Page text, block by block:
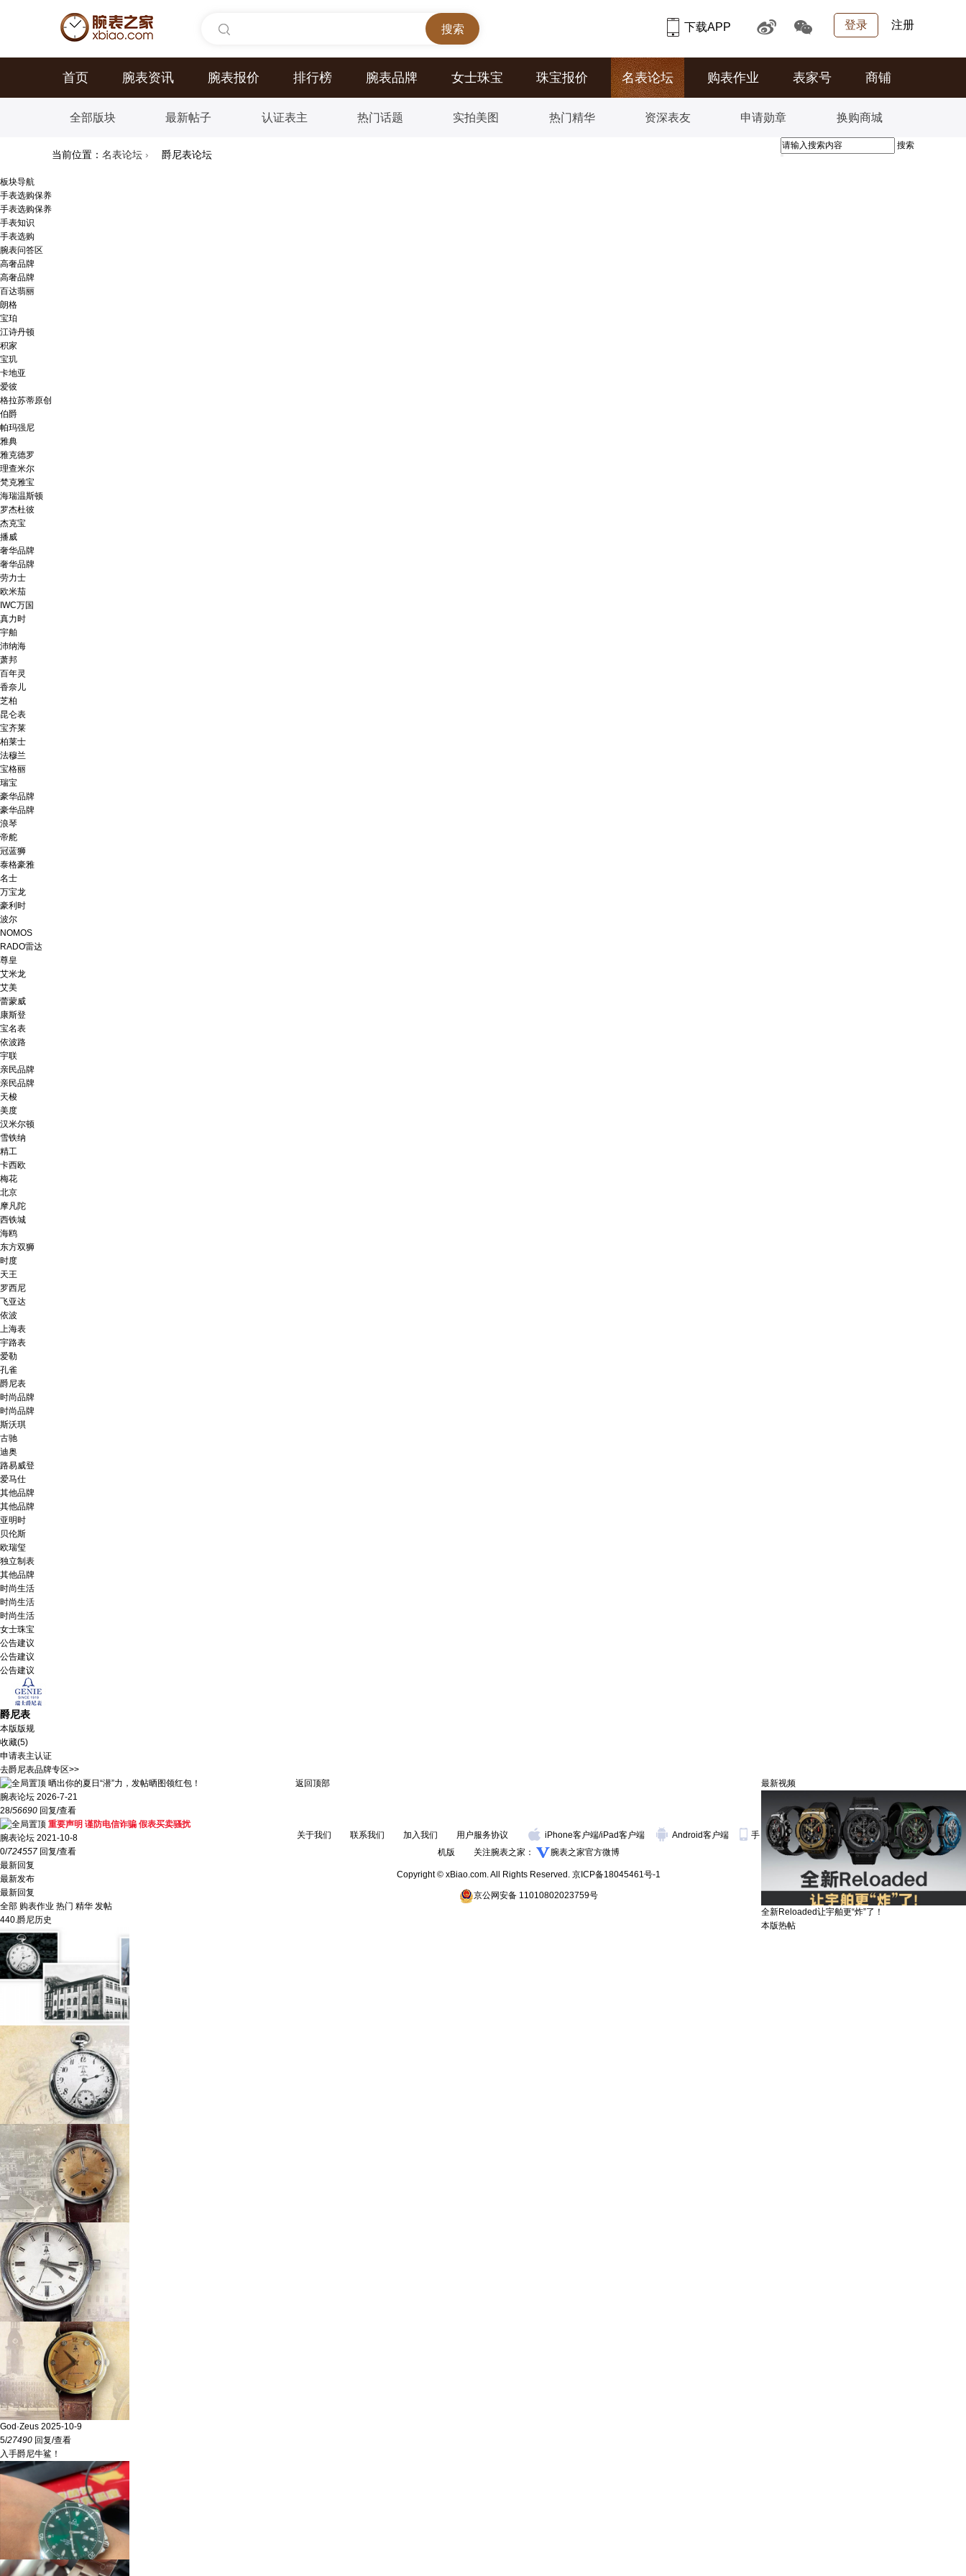
登录 注册
下载APP
首页 腕表资讯 腕表报价 排行榜 腕表品牌 女士珠宝 珠宝报价 名表论坛 购表作业 表家号 商铺
全部版块 最新帖子 认证表主 热门话题 实拍美图 热门精华 资深表友 申请勋章 换购商城
当前位置： 名表论坛 › 爵尼表论坛
搜索
板块导航
手表选购保养
手表选购保养
手表知识
手表选购
腕表问答区
高奢品牌
高奢品牌
百达翡丽
朗格
宝珀
江诗丹顿
积家
宝玑
卡地亚
爱彼
格拉苏蒂原创
伯爵
帕玛强尼
雅典
雅克德罗
理查米尔
梵克雅宝
海瑞温斯顿
罗杰杜彼
杰克宝
播威
奢华品牌
奢华品牌
劳力士
欧米茄
IWC万国
真力时
宇舶
沛纳海
萧邦
百年灵
香奈儿
芝柏
昆仑表
宝齐莱
柏莱士
法穆兰
宝格丽
瑞宝
豪华品牌
豪华品牌
浪琴
帝舵
冠蓝狮
泰格豪雅
名士
万宝龙
豪利时
波尔
NOMOS
RADO雷达
尊皇
艾米龙
艾美
蕾蒙威
康斯登
宝名表
依波路
宇联
亲民品牌
亲民品牌
天梭
美度
汉米尔顿
雪铁纳
精工
卡西欧
梅花
北京
摩凡陀
西铁城
海鸥
东方双狮
时度
天王
罗西尼
飞亚达
依波
上海表
宇路表
爱勒
孔雀
爵尼表
时尚品牌
时尚品牌
斯沃琪
古驰
迪奥
路易威登
爱马仕
其他品牌
其他品牌
亚明时
贝伦斯
欧瑞玺
独立制表
其他品牌
时尚生活
时尚生活
时尚生活
女士珠宝
公告建议
公告建议
公告建议
爵尼表
本版版规
收藏(5)
申请表主认证
去爵尼表品牌专区>>
晒出你的夏日“潜”力，发帖晒图领红包！
腕表论坛 2026-7-21
28/56690 回复/查看
重要声明 谨防电信诈骗 假表买卖骚扰
腕表论坛 2021-10-8
0/724557 回复/查看
最新回复
最新发布
最新回复
全部 购表作业 热门 精华 发帖
440.爵尼历史
God·Zeus 2025-10-9
5/27490 回复/查看
入手爵尼牛鲨！
最新视频
全新Reloaded让宇舶更“炸”了！
本版热帖
返回顶部
关于我们 联系我们 加入我们 用户服务协议 iPhone客户端/iPad客户端 Android客户端
手
机版
关注腕表之家： 腕表之家官方微博
Copyright © xBiao.com. All Rights Reserved. 京ICP备18045461号-1
京公网安备 11010802023759号